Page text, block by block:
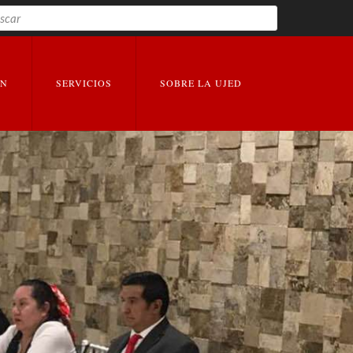
Buscar
EXPANDIR
SERVICIOS EXPANDIR
SOBRE LA UJED